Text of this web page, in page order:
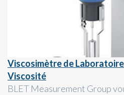
Viscosimètre de
Viscosité
BLET Measurement Group